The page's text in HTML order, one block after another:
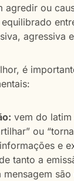
agredir ou
agressiva
é
vem do latim
ou
e
tanto a
são